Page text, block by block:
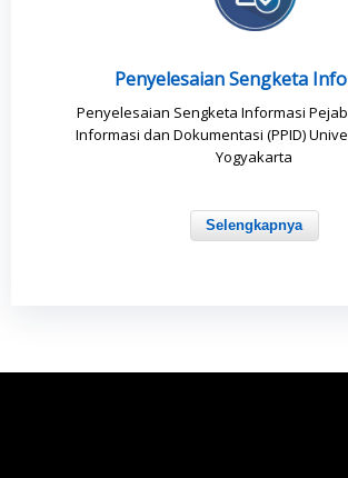
Penyelesaian Sengketa
Penyelesaian Sengketa Informasi
Informasi dan Dokumentasi (PPID)
Yogyakarta
Selengkapnya